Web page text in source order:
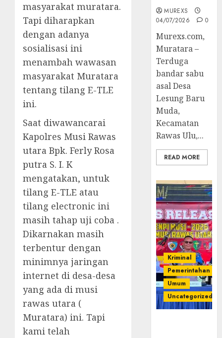
masyarakat muratara.
Tapi diharapkan
dengan adanya
sosialisasi ini
menambah wawasan
masyarakat Muratara
tentang tilang E-TLE
ini.
Saat diwawancarai
Kapolres Musi Rawas
utara Bpk. Ferly Rosa
putra S. I. K
mengatakan, untuk
tilang E-TLE atau
tilang electronic ini
masih tahap uji coba .
Dikarnakan masih
terbentur dengan
minimnya jaringan
internet di desa-desa
yang ada di musi
rawas utara (
Muratara) ini. Tapi
kami telah
MUREXS
04/07/2026
0
Murexs.com,
Muratara –
Terduga
bandar sabu
asal Desa
Lesung Baru
Muda,
Kecamatan
Rawas Ulu,...
READ MORE
Kriminal
Pemerintahan
Umum
Uncategorized